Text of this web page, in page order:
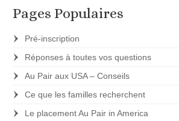
Pages Populaires
Pré-inscription
Réponses à toutes vos questions
Au Pair aux USA – Conseils
Ce que les familles recherchent
Le placement Au Pair in America